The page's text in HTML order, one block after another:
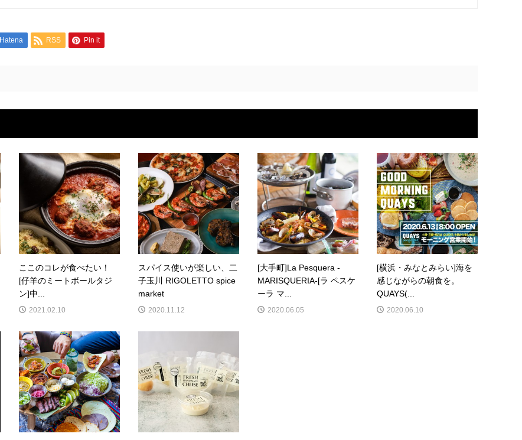
Hatena RSS Pin it
ここのコレが食べたい！
[仔羊のミートボールタジ
ン]中...
2021.02.10
スパイス使いが楽しい、二
子玉川 RIGOLETTO spice
market
2020.11.12
[大手町]La Pesquera -
MARISQUERIA-[ラ ペスケ
ーラ マ...
2020.06.05
[横浜・みなとみらい]海を
感じながらの朝食を。
QUAYS(...
2020.06.10